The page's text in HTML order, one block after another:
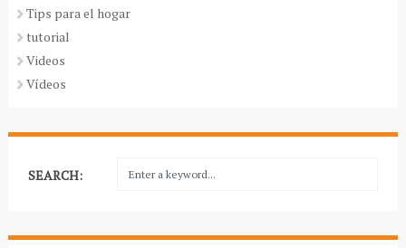
Tips para el hogar
tutorial
Videos
Vídeos
SEARCH: